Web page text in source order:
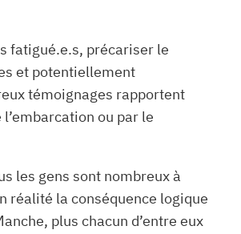
fatigué.e.s, précariser le
et potentiellement
témoignages rapportent
ou par le
les gens sont nombreux à
réalité la conséquence logique
plus chacun d’entre eux